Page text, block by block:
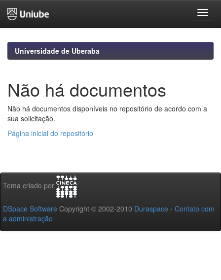
navigationUniversidade de Uberaba
Não há documentos
Não há documentos disponíveis no repositório de acordo com a
sua solicitação.
Página inicial do repositório
Tema criado por
DSpace Software Copyright © 2002-2010 Duraspace - Contato com
a administração